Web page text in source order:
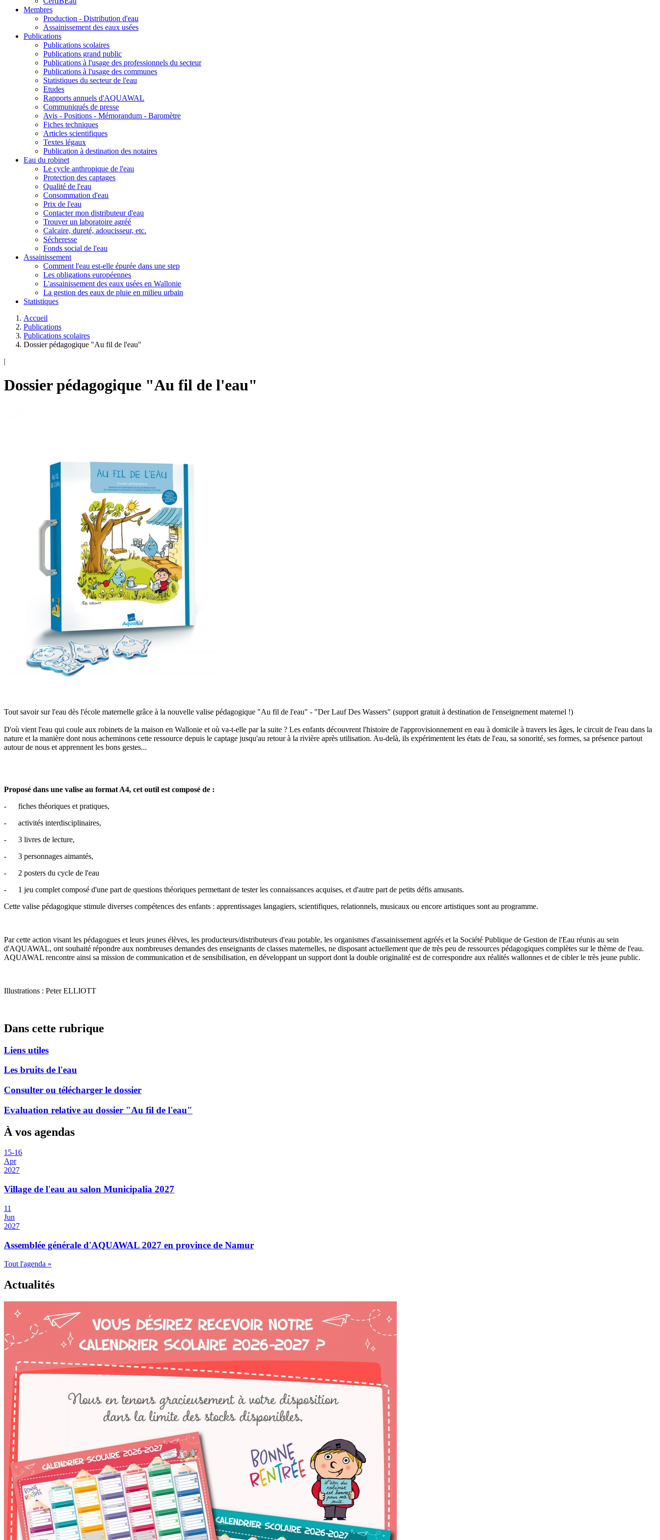
Membres
Production - Distribution d'eau
Assainissement des eaux usées
Publications
Publications scolaires
Publications grand public
Publications à l'usage des professionnels du secteur
Publications à l'usage des communes
Statistiques du secteur de l'eau
Etudes
Rapports annuels d'AQUAWAL
Communiqués de presse
Avis - Positions - Mémorandum - Baromètre
Fiches techniques
Articles scientifiques
Textes légaux
Publication à destination des notaires
Eau du robinet
Le cycle anthropique de l'eau
Protection des captages
Qualité de l'eau
Consommation d'eau
Prix de l'eau
Contacter mon distributeur d'eau
Trouver un laboratoire agréé
Calcaire, dureté, adoucisseur, etc.
Sécheresse
Fonds social de l'eau
Assainissement
Comment l'eau est-elle épurée dans une step
Les obligations européennes
L'assainissement des eaux usées en Wallonie
La gestion des eaux de pluie en milieu urbain
Statistiques
Accueil
Publications
Publications scolaires
Dossier pédagogique "Au fil de l'eau"
|
Dossier pédagogique "Au fil de l'eau"
Tout savoir sur l'eau dès l'école maternelle grâce à la nouvelle valise pédagogique "Au fil de l'eau" - "Der Lauf Des Wassers" (support gratuit à destination de l'enseignement maternel !)
D'où vient l'eau qui coule aux robinets de la maison en Wallonie et où va-t-elle par la suite ? Les enfants découvrent l'histoire de l'approvisionnement en eau à domicile à travers les âges, le circuit de l'eau dans la
nature et la manière dont nous acheminons cette ressource depuis le captage jusqu'au retour à la rivière après utilisation. Au-delà, ils expérimentent les états de l'eau, sa sonorité, ses formes, sa présence partout
autour de nous et apprennent les bons gestes...
Proposé dans une valise au format A4, cet outil est composé de :
- fiches théoriques et pratiques,
- activités interdisciplinaires,
- 3 livres de lecture,
- 3 personnages aimantés,
- 2 posters du cycle de l'eau
- 1 jeu complet composé d'une part de questions théoriques permettant de tester les connaissances acquises, et d'autre part de petits défis amusants.
Cette valise pédagogique stimule diverses compétences des enfants : apprentissages langagiers, scientifiques, relationnels, musicaux ou encore artistiques sont au programme.
Par cette action visant les pédagogues et leurs jeunes élèves, les producteurs/distributeurs d'eau potable, les organismes d'assainissement agréés et la Société Publique de Gestion de l'Eau réunis au sein
d'AQUAWAL, ont souhaité répondre aux nombreuses demandes des enseignants de classes maternelles, ne disposant actuellement que de très peu de ressources pédagogiques complètes sur le thème de l'eau.
AQUAWAL rencontre ainsi sa mission de communication et de sensibilisation, en développant un support dont la double originalité est de correspondre aux réalités wallonnes et de cibler le très jeune public.
Illustrations : Peter ELLIOTT
Dans cette rubrique
Liens utiles
Les bruits de l'eau
Consulter ou télécharger le dossier
Evaluation relative au dossier "Au fil de l'eau"
À vos agendas
15-16
Apr
2027
Village de l'eau au salon Municipalia 2027
11
Jun
2027
Assemblée générale d'AQUAWAL 2027 en province de Namur
Tout l'agenda »
Actualités